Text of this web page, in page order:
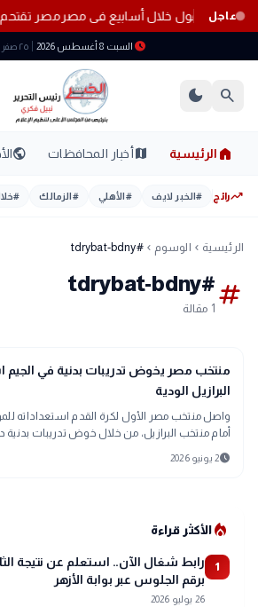
عاجلالمحمول خلال أسابيع فى مصرمصر تقتحم قائمة
schedule السبت 8 أغسطس 2026 ٢٥ صفر ١٤٤٨ هـ
search
dark_mode
home الرئيسية mapأخبار المحافظات public
trending_upرائج #الخبر لايف #الأهلي #الزمالك #
الرئيسية chevron_left الوسوم chevron_left
#tdrybat-bdny
tag
#tdrybat-bdny
1 مقالة
sports_soccer
رياضة
منتخب مصر يخوض تدريبات بدنية في الجيم
البرازيل الودية
واصل منتخب مصر الأول لكرة القدم استعداداته
أمام منتخب البرازيل، من خلال خوض تدريبات بدنية
الرياضية "الجيم"،
schedule2 يونيو 2026
local_fire_departmentالأكثر قراءة
1
برقم الجلوس عبر بوابة الأزهر
26 يوليو 2026